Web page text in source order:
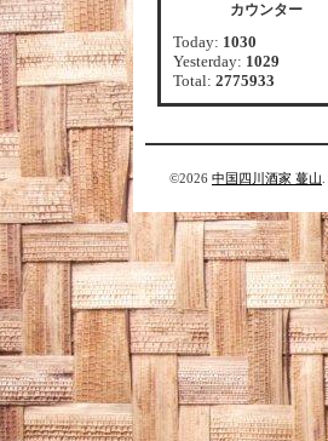
カウンター
Today: 1030
Yesterday: 1029
Total: 2775933
©2026 中国四川酒家 蔓山